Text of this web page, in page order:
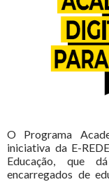
O Programa
iniciativa da E-
Educação, que
encarregados de